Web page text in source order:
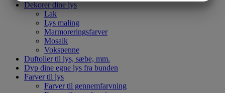
Dekorer dine lys
Lak
Lys maling
Marmoreringsfarver
Mosaik
Vokspenne
Duftolier til lys, sæbe, mm.
Dyp dine egne lys fra bunden
Farver til lys
Farver til gennemfarvning
MARKETING